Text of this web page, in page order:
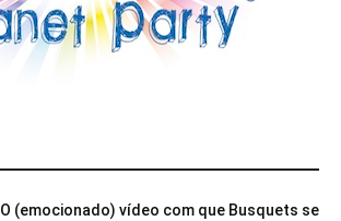
O (emocionado) vídeo com que Busquets se